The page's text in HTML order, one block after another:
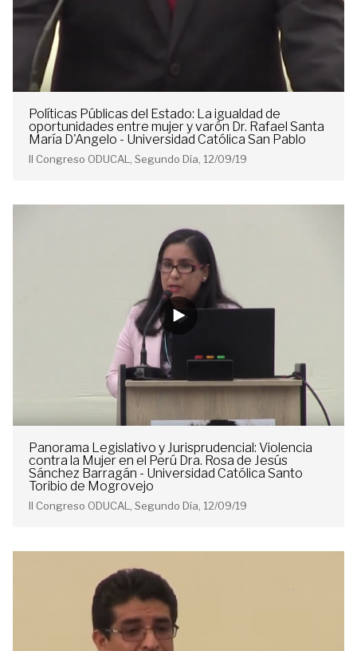
Políticas Públicas del Estado: La igualdad de
oportunidades entre mujer y varón Dr. Rafael Santa
María D'Angelo - Universidad Católica San Pablo
II Congreso ODUCAL, Segundo Día, 12/09/19
Panorama Legislativo y Jurisprudencial: Violencia
contra la Mujer en el Perú Dra. Rosa de Jesús
Sánchez Barragán - Universidad Católica Santo
Toribio de Mogrovejo
II Congreso ODUCAL, Segundo Día, 12/09/19